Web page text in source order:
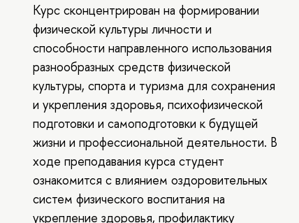
Курс сконцентрирован на формировании
физической культуры личности и
способности направленного использования
разнообразных средств физической
культуры, спорта и туризма для сохранения
и укрепления здоровья, психофизической
подготовки и самоподготовки к будущей
жизни и профессиональной деятельности. В
ходе преподавания курса студент
ознакомится с влиянием оздоровительных
систем физического воспитания на
укрепление здоровья, профилактику